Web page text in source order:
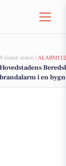
9 timer siden | ALARM112
Hovedstadens
brandalarm i en